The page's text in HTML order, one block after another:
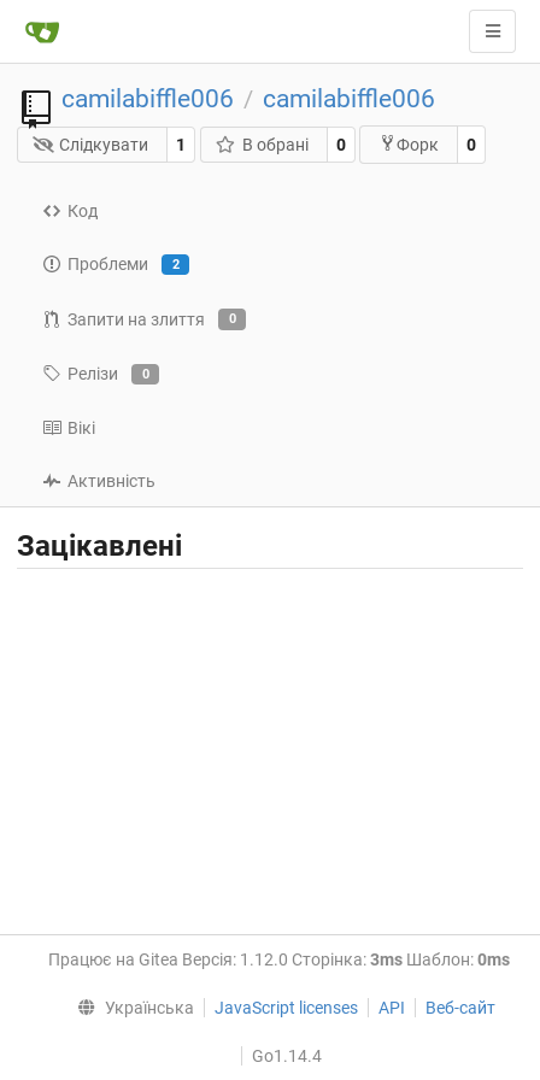
camilabiffle006 / camilabiffle006
Слідкувати 1 В обрані 0 Форк 0
Код
Проблеми 2
Запити на злиття 0
Релізи 0
Вікі
Активність
Зацікавлені
Працює на Gitea Версія: 1.12.0 Сторінка:3msШаблон:0ms
Українська JavaScript licenses API Веб-сайт
Go1.14.4